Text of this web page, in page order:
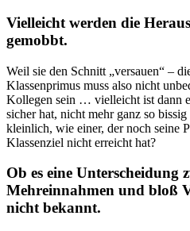
Vielleicht werden die
gemobbt.
Weil sie den Schnitt „versauen“ –
Klassenprimus muss also nicht
Kollegen sein … vielleicht ist dann
sicher hat, nicht mehr ganz so
kleinlich, wie einer, der noch seine
Klassenziel nicht erreicht hat?
Ob es eine Unterscheidung
Mehreinnahmen und bloß
nicht bekannt.